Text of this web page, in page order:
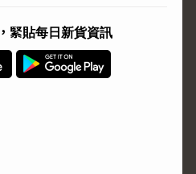
緊貼每日新貨資訊